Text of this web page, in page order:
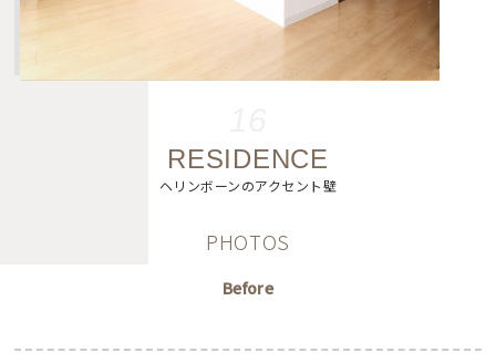
RESIDENCE
ヘリンボーンのアクセント壁
PHOTOS
Before